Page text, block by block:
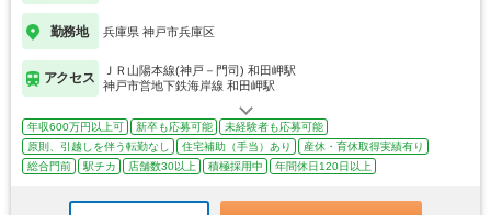
勤務地 兵庫県 神戸市兵庫区
アクセス
ＪＲ山陽本線(神戸－門司) 和田岬駅
神戸市営地下鉄海岸線 和田岬駅
年収600万円以上可 新卒も応募可能
未経験者も応募可能
原則、引越しを伴う転勤なし
住宅補助（手当）あり
産休・育休取得実績有り
総合門前
駅チカ 店舗数30以上 積極採用中 年間休日120日以上